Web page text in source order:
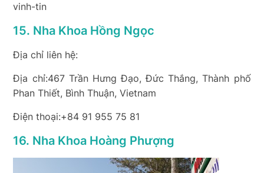
vinh-tin
15. Nha Khoa Hồng Ngọc
Địa chỉ liên hệ:
Địa chỉ:467 Trần Hưng Đạo, Đức Thắng, Thành phố
Phan Thiết, Bình Thuận, Vietnam
Điện thoại:+84 91 955 75 81
16. Nha Khoa Hoàng Phượng